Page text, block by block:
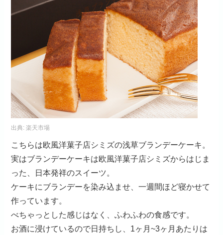
出典:楽天市場
こちらは欧風洋菓子店シミズの浅草ブランデーケーキ。
実はブランデーケーキは欧風洋菓子店シミズからはじま
った、日本発祥のスイーツ。
ケーキにブランデーを染み込ませ、一週間ほど寝かせて
作っています。
べちゃっとした感じはなく、ふわふわの食感です。
お酒に浸けているので日持ちし、1ヶ月~3ヶ月あたりは